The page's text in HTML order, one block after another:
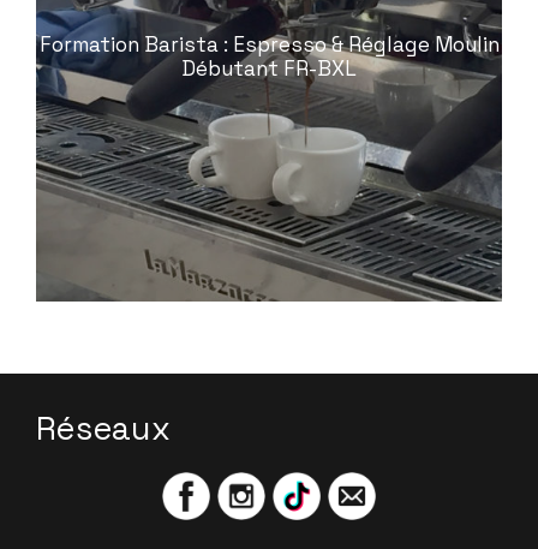
Formation Barista : Espresso & Réglage Moulin
Débutant FR-BXL
Réseaux